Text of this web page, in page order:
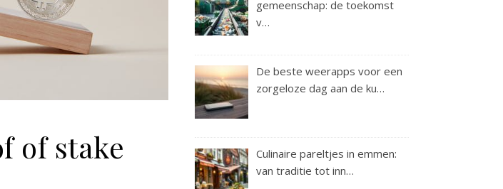
of stake
gemeenschap: de toekomst
v…
De beste weerapps voor een
zorgeloze dag aan de ku…
Culinaire pareltjes in emmen:
van traditie tot inn…